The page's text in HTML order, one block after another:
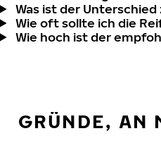
Was ist der
Wie oft sollte ich die
Wie hoch ist der
GRÜNDE, AN